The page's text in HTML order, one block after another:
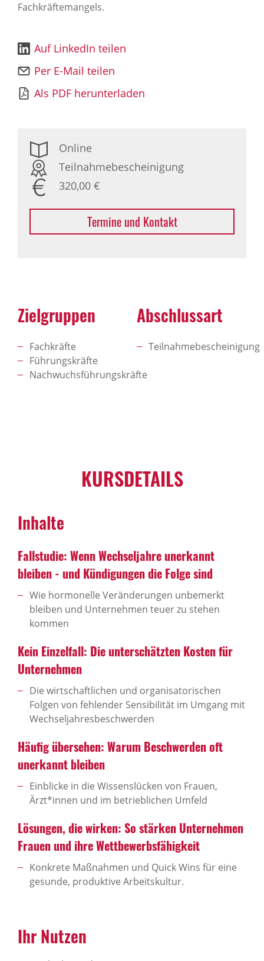
Fachkräftemangels.
Auf LinkedIn teilen
Per E-Mail teilen
Als PDF herunterladen
Online
Teilnahmebescheinigung
320,00 €
Termine und Kontakt
Zielgruppen
Fachkräfte
Führungskräfte
Nachwuchsführungskräfte
Abschlussart
Teilnahmebescheinigung
KURSDETAILS
Inhalte
Fallstudie: Wenn Wechseljahre unerkannt
bleiben - und Kündigungen die Folge sind
Wie hormonelle Veränderungen unbemerkt
bleiben und Unternehmen teuer zu stehen
kommen
Kein Einzelfall: Die unterschätzten Kosten für
Unternehmen
Die wirtschaftlichen und organisatorischen
Folgen von fehlender Sensibilität im Umgang mit
Wechseljahresbeschwerden
Häufig übersehen: Warum Beschwerden oft
unerkannt bleiben
Einblicke in die Wissenslücken von Frauen,
Ärzt*innen und im betrieblichen Umfeld
Lösungen, die wirken: So stärken Unternehmen
Frauen und ihre Wettbewerbsfähigkeit
Konkrete Maßnahmen und Quick Wins für eine
gesunde, produktive Arbeitskultur.
Ihr Nutzen